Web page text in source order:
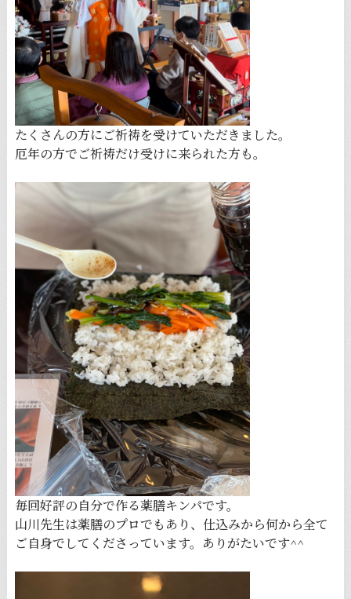
たくさんの方にご祈祷を受けていただきました。
厄年の方でご祈祷だけ受けに来られた方も。
毎回好評の自分で作る薬膳キンパです。
山川先生は薬膳のプロでもあり、仕込みから何から全て
ご自身でしてくださっています。ありがたいです^^